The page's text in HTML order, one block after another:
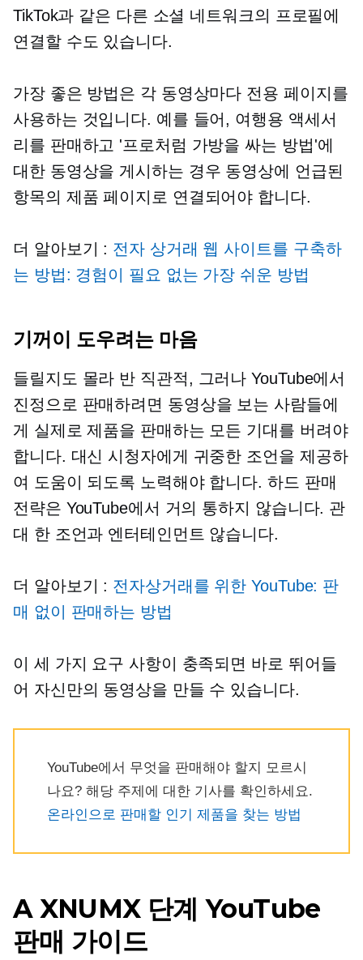
TikTok과 같은 다른 소셜 네트워크의 프로필에
연결할 수도 있습니다.
가장 좋은 방법은 각 동영상마다 전용 페이지를
사용하는 것입니다. 예를 들어, 여행용 액세서
리를 판매하고 '프로처럼 가방을 싸는 방법'에
대한 동영상을 게시하는 경우 동영상에 언급된
항목의 제품 페이지로 연결되어야 합니다.
더 알아보기 : 전자 상거래 웹 사이트를 구축하
는 방법: 경험이 필요 없는 가장 쉬운 방법
기꺼이 도우려는 마음
들릴지도 몰라 반 직관적, 그러나 YouTube에서
진정으로 판매하려면 동영상을 보는 사람들에
게 실제로 제품을 판매하는 모든 기대를 버려야
합니다. 대신 시청자에게 귀중한 조언을 제공하
여 도움이 되도록 노력해야 합니다. 하드 판매
전략은 YouTube에서 거의 통하지 않습니다. 관
대 한 조언과 엔터테인먼트 않습니다.
더 알아보기 : 전자상거래를 위한 YouTube: 판
매 없이 판매하는 방법
이 세 가지 요구 사항이 충족되면 바로 뛰어들
어 자신만의 동영상을 만들 수 있습니다.
YouTube에서 무엇을 판매해야 할지 모르시
나요? 해당 주제에 대한 기사를 확인하세요.
온라인으로 판매할 인기 제품을 찾는 방법
AXNUMX 단계 YouTube
판매 가이드